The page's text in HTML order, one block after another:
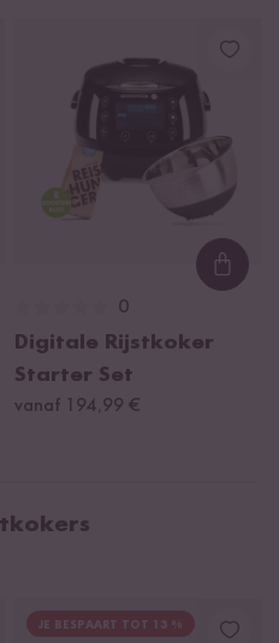
0
Digitale Rijstkoker
Starter Set
vanaf 194,99 €
JE BESPAART TOT 13 %